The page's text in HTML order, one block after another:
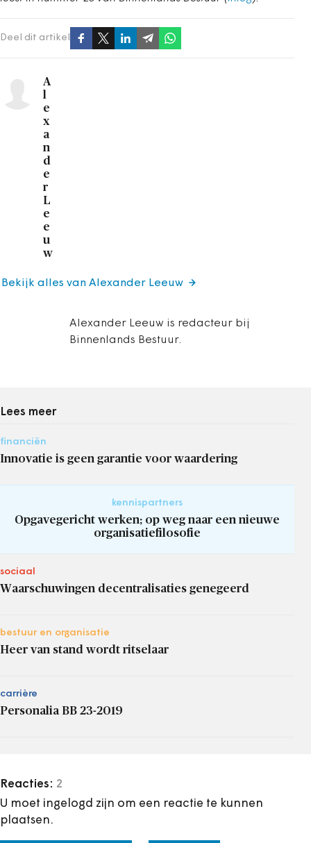
Deel dit artikel
A
l
e
x
a
n
d
e
r
L
e
e
u
w
Alexander Leeuw is redacteur bij
Binnenlands Bestuur.
Bekijk alles van Alexander Leeuw
Lees meer
financiën
Innovatie is geen garantie voor waardering
kennispartners
Opgavegericht werken; op weg naar een nieuwe
organisatiefilosofie
sociaal
Waarschuwingen decentralisaties genegeerd
bestuur en organisatie
Heer van stand wordt ritselaar
carrière
Personalia BB 23-2019
Reacties: 2
U moet ingelogd zijn om een reactie te kunnen
plaatsen.